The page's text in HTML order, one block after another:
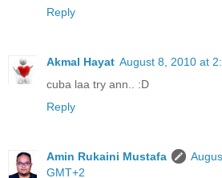
Reply
Akmal Hayat August 8, 2010 at
cuba laa try ann.. :D
Reply
Amin Rukaini Mustafa
GMT+2